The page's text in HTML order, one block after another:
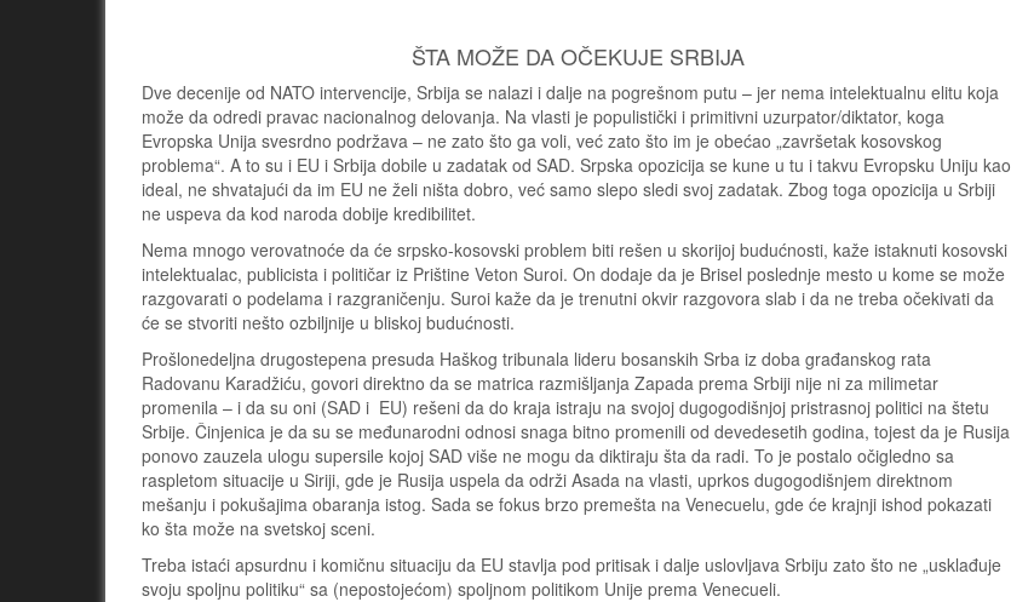
ŠTA MOŽE DA OČEKUJE SRBIJA
Dve decenije od NATO intervencije, Srbija se nalazi i dalje na pogrešnom putu – jer nema intelektualnu elitu koja
može da odredi pravac nacionalnog delovanja. Na vlasti je populistički i primitivni uzurpator/diktator, koga
Evropska Unija svesrdno podržava – ne zato što ga voli, već zato što im je obećao „završetak kosovskog
problema“. A to su i EU i Srbija dobile u zadatak od SAD. Srpska opozicija se kune u tu i takvu Evropsku Uniju kao
ideal, ne shvatajući da im EU ne želi ništa dobro, već samo slepo sledi svoj zadatak. Zbog toga opozicija u Srbiji
ne uspeva da kod naroda dobije kredibilitet.
Nema mnogo verovatnoće da će srpsko-kosovski problem biti rešen u skorijoj budućnosti, kaže istaknuti kosovski
intelektualac, publicista i političar iz Prištine Veton Suroi. On dodaje da je Brisel poslednje mesto u kome se može
razgovarati o podelama i razgraničenju. Suroi kaže da je trenutni okvir razgovora slab i da ne treba očekivati da
će se stvoriti nešto ozbiljnije u bliskoj budućnosti.
Prošlonedeljna drugostepena presuda Haškog tribunala lideru bosanskih Srba iz doba građanskog rata
Radovanu Karadžiću, govori direktno da se matrica razmišljanja Zapada prema Srbiji nije ni za milimetar
promenila – i da su oni (SAD i EU) rešeni da do kraja istraju na svojoj dugogodišnjoj pristrasnoj politici na štetu
Srbije. Činjenica je da su se međunarodni odnosi snaga bitno promenili od devedesetih godina, tojest da je Rusija
ponovo zauzela ulogu supersile kojoj SAD više ne mogu da diktiraju šta da radi. To je postalo očigledno sa
raspletom situacije u Siriji, gde je Rusija uspela da održi Asada na vlasti, uprkos dugogodišnjem direktnom
mešanju i pokušajima obaranja istog. Sada se fokus brzo premešta na Venecuelu, gde će krajnji ishod pokazati
ko šta može na svetskoj sceni.
Treba istaći apsurdnu i komičnu situaciju da EU stavlja pod pritisak i dalje uslovljava Srbiju zato što ne „usklađuje
svoju spoljnu politiku“ sa (nepostojećom) spoljnom politikom Unije prema Venecueli.